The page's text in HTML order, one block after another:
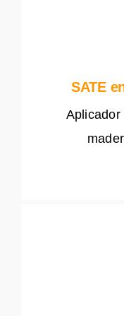
SATE
Aplicador